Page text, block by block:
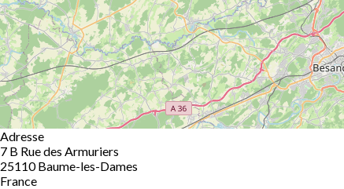
Adresse
7 B Rue des Armuriers
25110 Baume-les-Dames
France